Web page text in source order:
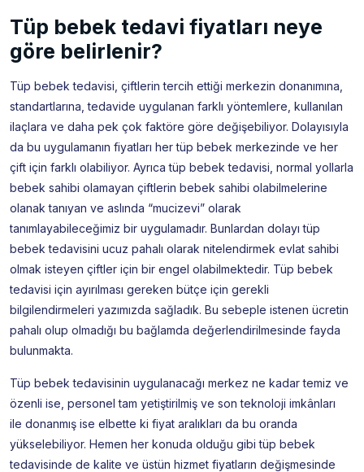
Tüp bebek tedavi fiyatları neye
göre belirlenir?
Tüp bebek tedavisi, çiftlerin tercih ettiği merkezin donanımına,
standartlarına, tedavide uygulanan farklı yöntemlere, kullanılan
ilaçlara ve daha pek çok faktöre göre değişebiliyor. Dolayısıyla
da bu uygulamanın fiyatları her tüp bebek merkezinde ve her
çift için farklı olabiliyor. Ayrıca tüp bebek tedavisi, normal yollarla
bebek sahibi olamayan çiftlerin bebek sahibi olabilmelerine
olanak tanıyan ve aslında “mucizevi” olarak
tanımlayabileceğimiz bir uygulamadır. Bunlardan dolayı tüp
bebek tedavisini ucuz pahalı olarak nitelendirmek evlat sahibi
olmak isteyen çiftler için bir engel olabilmektedir. Tüp bebek
tedavisi için ayırılması gereken bütçe için gerekli
bilgilendirmeleri yazımızda sağladık. Bu sebeple istenen ücretin
pahalı olup olmadığı bu bağlamda değerlendirilmesinde fayda
bulunmakta.
Tüp bebek tedavisinin uygulanacağı merkez ne kadar temiz ve
özenli ise, personel tam yetiştirilmiş ve son teknoloji imkânları
ile donanmış ise elbette ki fiyat aralıkları da bu oranda
yükselebiliyor. Hemen her konuda olduğu gibi tüp bebek
tedavisinde de kalite ve üstün hizmet fiyatların değişmesinde